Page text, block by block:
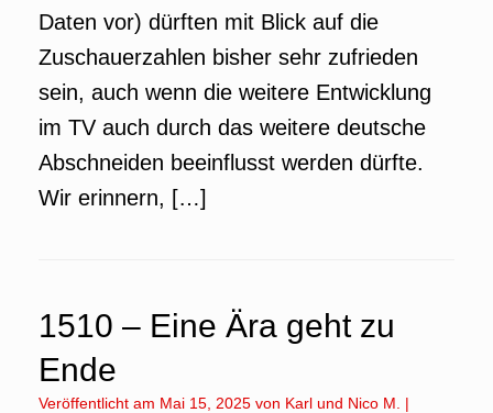
Daten vor) dürften mit Blick auf die
Zuschauerzahlen bisher sehr zufrieden
sein, auch wenn die weitere Entwicklung
im TV auch durch das weitere deutsche
Abschneiden beeinflusst werden dürfte.
Wir erinnern, […]
1510 – Eine Ära geht zu
Ende
Veröffentlicht am Mai 15, 2025 von Karl und Nico M.
|